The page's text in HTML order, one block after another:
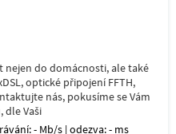
do domácnosti, ale také
optické připojení FFTH,
nás, pokusíme se Vám
dle Vaši
- Mb/s | odezva: - ms